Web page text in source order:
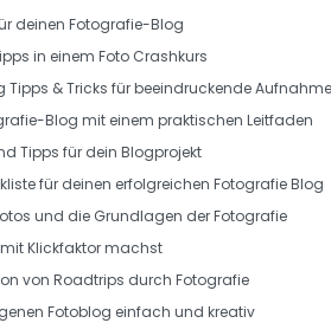
deinen Fotografie-Blog
in einem Foto Crashkurs
Tipps & Tricks für beeindruckende
Blog mit einem praktischen Leitfaden
Tipps für dein Blogprojekt
für deinen erfolgreichen Fotografie Blog
und die Grundlagen der Fotografie
Klickfaktormachst
von Roadtrips durch Fotografie
Fotoblog einfach und kreativ